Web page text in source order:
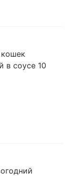
в соусе 10